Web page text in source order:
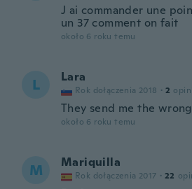
J ai commander une
un 37 comment on fait
około 6 roku temu
L Lara
Rok dołączenia 2018 · 2
They send me the
około 6 roku temu
M Mariquilla
Rok dołączenia 2017 · 22